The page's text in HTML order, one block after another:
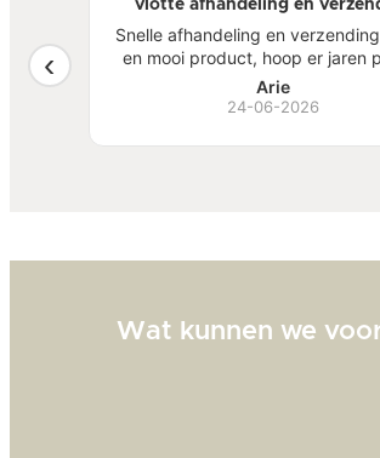
mooi
vlotte afhandeling en
Snelle afhandeling en
en mooi product, hoop er jaren
van te hebben.
Arie
24-06-2026
Wat kunnen we